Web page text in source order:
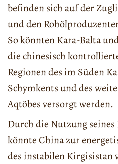
befinden sich auf der
und den
So könnten Kara-Balta
die chinesisch
Regionen des im Süden
Schymkents und des
Aqtöbes versorgt werden.
Durch die Nutzung seines
könnte China zur
des instabilen Kirgisistan